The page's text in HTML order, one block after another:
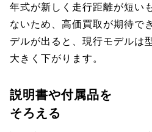
年式が新しく走行距離が短い
ないため、高価買取が期待で
デルが出ると、現行モデルは
大きく下がります。
説明書や付属品を
そろえる